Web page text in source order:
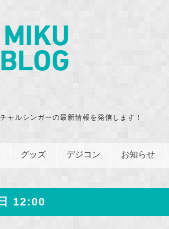
ャルシンガーの最新情報を発信します！
グッズ デジコン お知らせ
12:00